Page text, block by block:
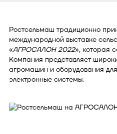
Ростсельмаш традиционно
международной выставке
«АГРОСАЛОН 2022», которая
Компания представляет
агромашин и оборудования
электронные системы.